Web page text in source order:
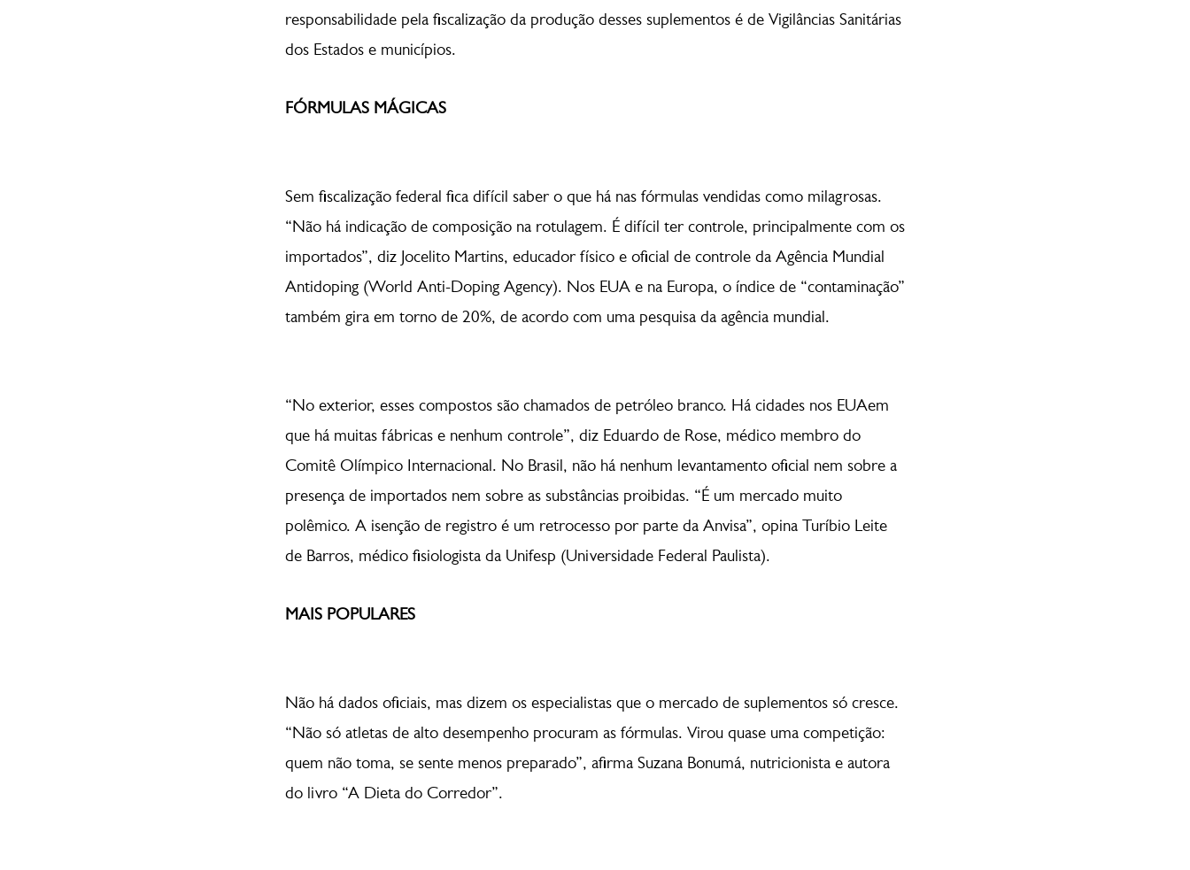
responsabilidade pela fiscalização da produção desses suplementos é de Vigilâncias Sanitárias
dos Estados e municípios.
FÓRMULAS MÁGICAS
Sem fiscalização federal fica difícil saber o que há nas fórmulas vendidas como milagrosas.
“Não há indicação de composição na rotulagem. É difícil ter controle, principalmente com os
importados”, diz Jocelito Martins, educador físico e oficial de controle da Agência Mundial
Antidoping (World Anti-Doping Agency). Nos EUA e na Europa, o índice de “contaminação”
também gira em torno de 20%, de acordo com uma pesquisa da agência mundial.
“No exterior, esses compostos são chamados de petróleo branco. Há cidades nos EUAem
que há muitas fábricas e nenhum controle”, diz Eduardo de Rose, médico membro do
Comitê Olímpico Internacional. No Brasil, não há nenhum levantamento oficial nem sobre a
presença de importados nem sobre as substâncias proibidas. “É um mercado muito
polêmico. A isenção de registro é um retrocesso por parte da Anvisa”, opina Turíbio Leite
de Barros, médico fisiologista da Unifesp (Universidade Federal Paulista).
MAIS POPULARES
Não há dados oficiais, mas dizem os especialistas que o mercado de suplementos só cresce.
“Não só atletas de alto desempenho procuram as fórmulas. Virou quase uma competição:
quem não toma, se sente menos preparado”, afirma Suzana Bonumá, nutricionista e autora
do livro “A Dieta do Corredor”.